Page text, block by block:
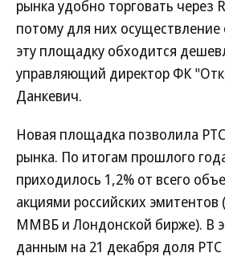
рынка удобно торговать через
потому для них осуществление
эту площадку обходится
управляющий директор ФК
Данкевич.
Новая площадка позволила
рынка. По итогам прошлого
приходилось 1,2% от всего
акциями российских эмитентов
ММВБ и Лондонской бирже). В
данным на 21 декабря доля